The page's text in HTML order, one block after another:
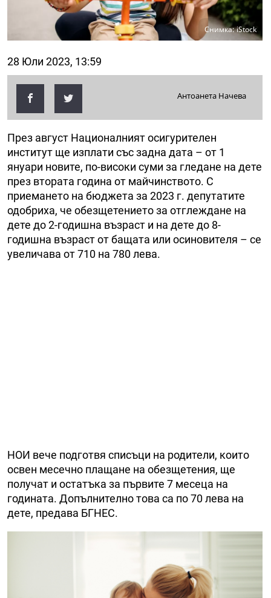
Снимка: iStock
28 Юли 2023, 13:59
Антоанета Начева
През август Националният осигурителен
институт ще изплати със задна дата – от 1
януари новите, по-високи суми за гледане на дете
през втората година от майчинството. С
приемането на бюджета за 2023 г. депутатите
одобриха, че обезщетението за отглеждане на
дете до 2-годишна възраст и на дете до 8-
годишна възраст от бащата или осиновителя – се
увеличава от 710 на 780 лева.
НОИ вече подготвя списъци на родители, които
освен месечно плащане на обезщетения, ще
получат и остатъка за първите 7 месеца на
годината. Допълнително това са по 70 лева на
дете, предава БГНЕС.